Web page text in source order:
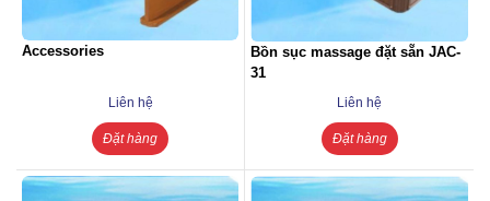
Accessories
Liên hệ
Đặt hàng
Bồn sục massage đặt sẵn JAC-
31
Liên hệ
Đặt hàng